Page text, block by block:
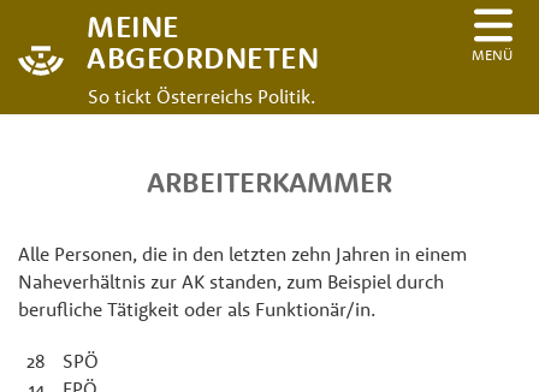
MEINE
ABGEORDNETEN
So tickt Österreichs Politik.
MENÜ
ARBEITERKAMMER
Alle Personen, die in den letzten zehn Jahren in einem
Naheverhältnis zur AK standen, zum Beispiel durch
berufliche Tätigkeit oder als Funktionär/in.
28
SPÖ